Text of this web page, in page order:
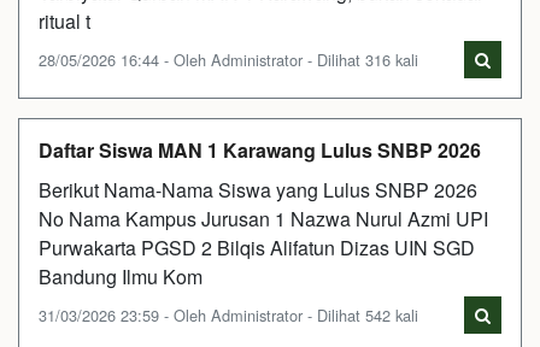
ritual t
28/05/2026 16:44 - Oleh Administrator - Dilihat 316 kali
Daftar Siswa MAN 1 Karawang Lulus SNBP 2026
Berikut Nama-Nama Siswa yang Lulus SNBP 2026
No Nama Kampus Jurusan 1 Nazwa Nurul Azmi UPI
Purwakarta PGSD 2 Bilqis Alifatun Dizas UIN SGD
Bandung Ilmu Kom
31/03/2026 23:59 - Oleh Administrator - Dilihat 542 kali